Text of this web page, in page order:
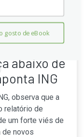
abaixo de
ING
observa que a
relatório de
um forte viés de
de novos
gosto de eBook